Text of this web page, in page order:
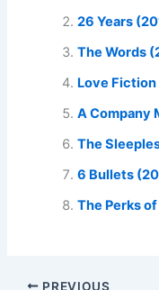
26 Years
The Words
Love Fiction
A Company
The
6 Bullets
The Perks
PREVIOUS